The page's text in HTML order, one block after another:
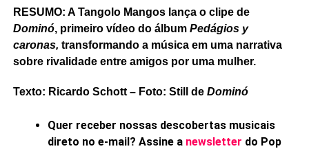
RESUMO: A Tangolo Mangos lança o clipe de
Dominó, primeiro vídeo do álbum Pedágios y
caronas, transformando a música em uma narrativa
sobre rivalidade entre amigos por uma mulher.
Texto: Ricardo Schott – Foto: Still de Dominó
Quer receber nossas descobertas musicais
direto no e-mail? Assine a newsletter do Pop